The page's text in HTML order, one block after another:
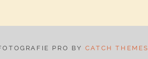
PRO BY CATCH THEMES